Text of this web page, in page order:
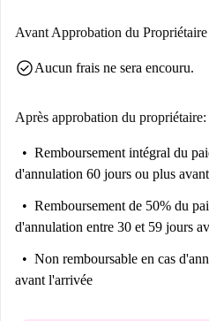
emplacement est idéal pour explorer
quartier prisé.
Avant Approbation du Propriétaire
check_circleAucun frais ne sera encouru.
Après approbation du propriétaire:
Remboursement intégral du
d'annulation 60 jours ou plus
Remboursement de 50% du
d'annulation entre 30 et 59 jours
Non remboursable en cas
avant l'arrivée